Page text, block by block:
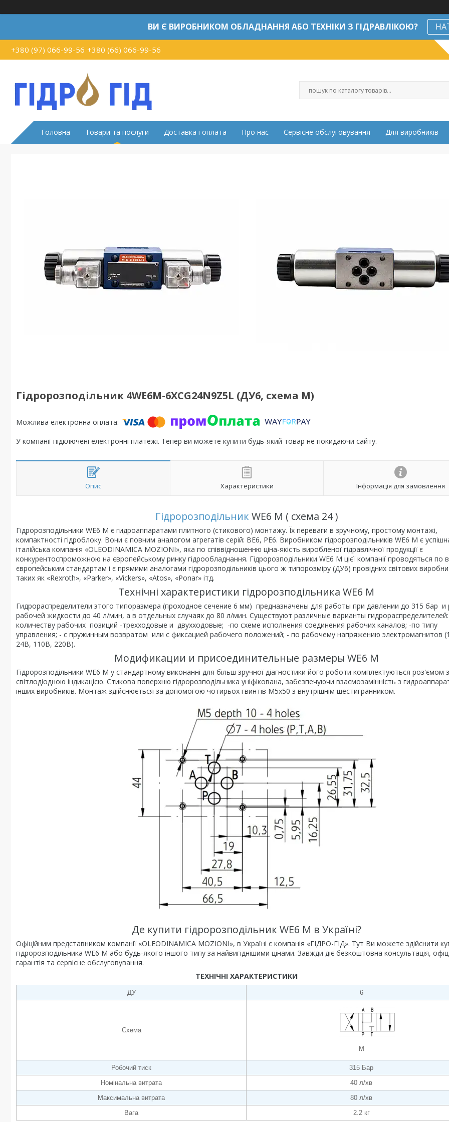
ВИ Є ВИРОБНИКОМ ОБЛАДНАННЯ АБО ТЕХНІКИ З ГІДРАВЛІКОЮ?
+380 (97) 066-99-56 +380 (66) 066-99-56
Головна Товари та послуги Доставка і оплата Про нас Сервісне обслуговування Для виробників
Гідророзподільник 4WE6M-6XCG24N9Z5L (ДУ6, схема М)
У компанії підключені електронні платежі. Тепер ви можете купити будь-який товар не покидаючи сайту.
Опис Характеристики Інформація для замовлення
Гідророзподільник WE6 М ( схема 24 )
Гідророзподільники WE6 М є гидроаппаратами плитного (стикового) монтажу. Їх переваги в зручному, простому монтажі,
компактності гідроблоку. Вони є повним аналогом агрегатів серій: BE6, PE6. Виробником гідророзподільників WE6 М є
італійська компанія «OLEODINAMICA MOZIONI», яка по співвідношенню ціна-якість виробленої гідравлічної продукції є
конкурентоспроможною на європейському ринку гідрообладнання. Гідророзподільники WE6 М цієї компанії проводяться по
європейським стандартам і є прямими аналогами гідророзподільників цього ж типорозміру (ДУ6) провідних світових
таких як «Rexroth», «Parker», «Vickers», «Atos», «Ponar» ітд.
Технічні характеристики гідророзподільника WE6 М
Гидрораспределители этого типоразмера (проходное сечение 6 мм) предназначены для работы при давлении до 315 бар и
рабочей жидкости до 40 л/мин, а в отдельных случаях до 80 л/мин. Существуют различные варианты
количеству рабочих позиций -трехходовые и двухходовые; -по схеме исполнения соединения рабочих каналов; -по типу
управления; - с пружинным возвратом или с фиксацией рабочего положений; - по рабочему напряжению электромагнитов
24В, 110В, 220В).
Модификации и присоединительные размеры WE6 М
Гідророзподільники WE6 М у стандартному виконанні для більш зручної діагностики його роботи комплектуються роз'ємом
світлодіодною індикацією. Стикова поверхню гідророзподільника уніфікована, забезпечуючи взаємозамінність з
інших виробників. Монтаж здійснюється за допомогою чотирьох гвинтів М5х50 з внутрішнім шестигранником.
Де купити гідророзподільник WE6 М в Україні?
Офіційним представником компанії «OLEODINAMICA MOZIONI», в Україні є компанія «ГІДРО-ГІД». Тут Ви можете здійснити
гідророзподільника WE6 М або будь-якого іншого типу за найвигіднішими цінами. Завжди діє безкоштовна консультація,
гарантія та сервісне обслуговування.
ТЕХНІЧНІ ХАРАКТЕРИСТИКИ
ДУ 6
Схема
М
Робочий тиск
315 Бар
Номінальна витрата
40 л/хв
Максимальна витрата
80 л/хв
Вага
2.2 кг